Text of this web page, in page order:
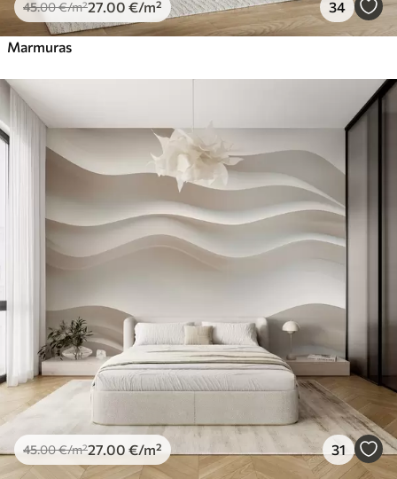
45.00€/m²27.00 €/m² 34
Marmuras
45.00€/m²27.00 €/m² 31